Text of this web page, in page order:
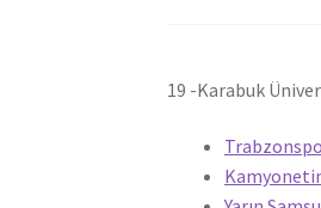
19 -Karabuk